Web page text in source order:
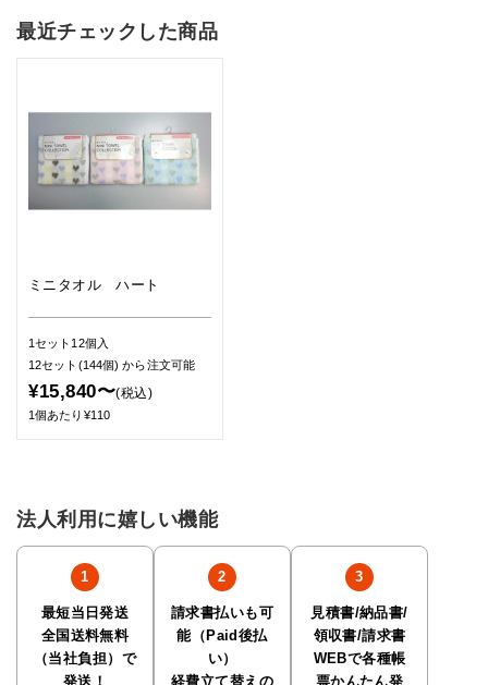
最近チェックした商品
ミニタオル ハート
1セット12個入
12セット(144個)から注文可能
¥15,840〜(税込)
1個あたり¥110
法人利用に嬉しい機能
最短当日発送
全国送料無料
（当社負担）で
発送！
請求書払いも可
能（Paid後払
い）
経費立て替えの
見積書/納品書/
領収書/請求書
WEBで各種帳
票かんたん発